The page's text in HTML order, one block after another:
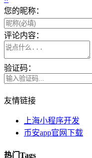
您的昵称：
评论内容：
验证码：
友情链接
上海小程序开发
币安app官网下载
热门Tags